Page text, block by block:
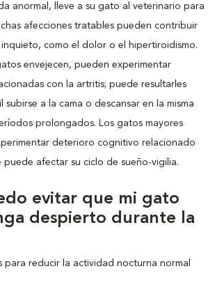
anormal, lleve a su gato al veterinario para
afecciones tratables pueden contribuir
como el dolor o el hipertiroidismo.
envejecen, pueden experimentar
con la artritis; puede resultarles
subirse a la cama o descansar en la misma
prolongados. Los gatos mayores
deterioro cognitivo relacionado
afectar su ciclo de sueño-vigilia.
evitar que mi gato
despierto durante la
para reducir la actividad nocturna normal